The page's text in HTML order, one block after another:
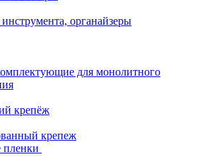
органайзеры
для монолитного
крепёж
крепеж
пленки